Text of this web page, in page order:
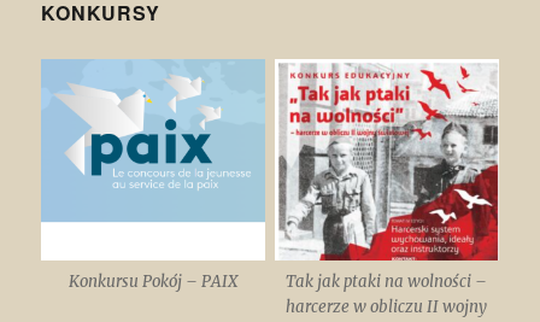
KONKURSY
Konkursu Pokój – PAIX
Tak jak ptaki na wolności –
harcerze w obliczu II wojny